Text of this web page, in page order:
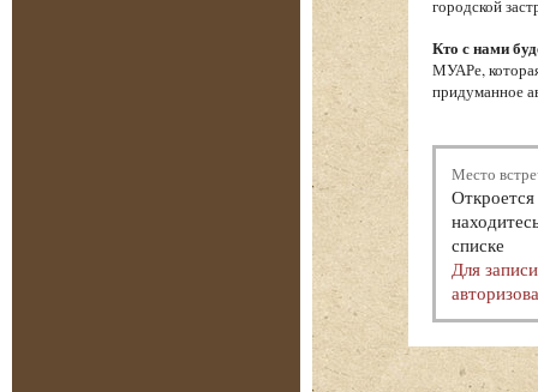
городской
Кто с нами
МУАРе,
придуманное
Место
списке
Для